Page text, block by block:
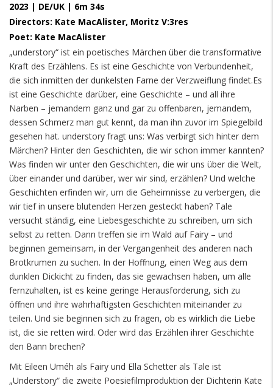
2023 | DE/UK | 6m 34s
Directors: Kate MacAlister, Moritz V:3res
Poet: Kate MacAlister
„understory“ ist ein poetisches Märchen über die transformative
Kraft des Erzählens. Es ist eine Geschichte von Verbundenheit,
die sich inmitten der dunkelsten Farne der Verzweiflung findet.Es
ist eine Geschichte darüber, eine Geschichte – und all ihre
Narben – jemandem ganz und gar zu offenbaren, jemandem,
dessen Schmerz man gut kennt, da man ihn zuvor im Spiegelbild
gesehen hat. understory fragt uns: Was verbirgt sich hinter dem
Märchen? Hinter den Geschichten, die wir schon immer kannten?
Was finden wir unter den Geschichten, die wir uns über die Welt,
über einander und darüber, wer wir sind, erzählen? Und welche
Geschichten erfinden wir, um die Geheimnisse zu verbergen, die
wir tief in unsere blutenden Herzen gesteckt haben? Tale
versucht ständig, eine Liebesgeschichte zu schreiben, um sich
selbst zu retten. Dann treffen sie im Wald auf Fairy – und
beginnen gemeinsam, in der Vergangenheit des anderen nach
Brotkrumen zu suchen. In der Hoffnung, einen Weg aus dem
dunklen Dickicht zu finden, das sie gewachsen haben, um alle
fernzuhalten, ist es keine geringe Herausforderung, sich zu
öffnen und ihre wahrhaftigsten Geschichten miteinander zu
teilen. Und sie beginnen sich zu fragen, ob es wirklich die Liebe
ist, die sie retten wird. Oder wird das Erzählen ihrer Geschichte
den Bann brechen?
Mit Eileen Uméh als Fairy und Ella Schetter als Tale ist
„Understory“ die zweite Poesiefilmproduktion der Dichterin Kate